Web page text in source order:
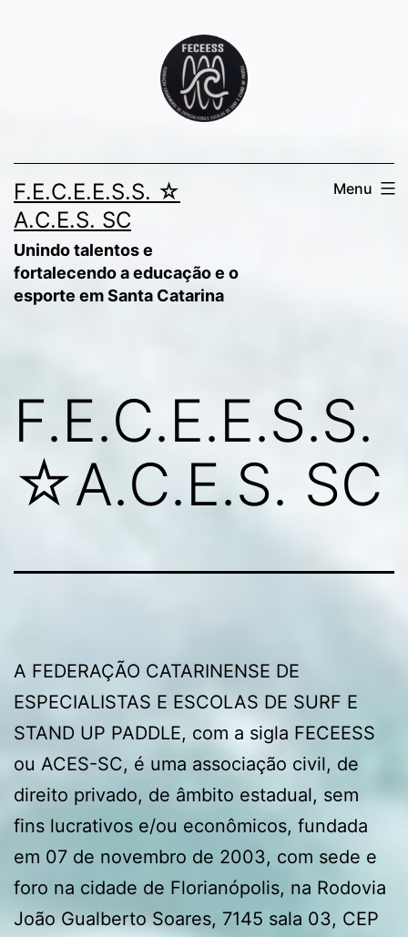
F.E.C.E.E.S.S. ☆
A.C.E.S. SC
Unindo talentos e
fortalecendo a educação e o
esporte em Santa Catarina
Menu
F.E.C.E.E.S.S.
☆A.C.E.S. SC
A FEDERAÇÃO CATARINENSE DE
ESPECIALISTAS E ESCOLAS DE SURF E
STAND UP PADDLE, com a sigla FECEESS
ou ACES-SC, é uma associação civil, de
direito privado, de âmbito estadual, sem
fins lucrativos e/ou econômicos, fundada
em 07 de novembro de 2003, com sede e
foro na cidade de Florianópolis, na Rodovia
João Gualberto Soares, 7145 sala 03, CEP